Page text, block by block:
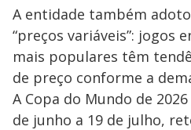
A entidade também
“preços variáveis”: jogos
mais populares têm
de preço conforme a
A Copa do Mundo de
de junho a 19 de julho,